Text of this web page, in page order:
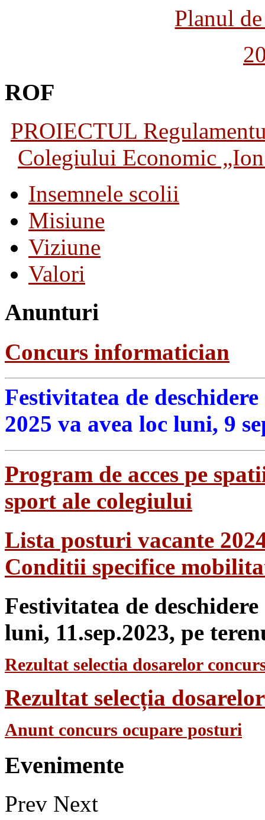
Planul
ROF
PROIECTUL
Colegiului Economic
Insemnele scolii
Misiune
Viziune
Valori
Anunturi
Concurs informatician
Festivitatea de
2025 va avea loc luni, 9
Program de acces pe
sport ale colegiului
Lista posturi vacante
Conditii specifice
Festivitatea de
luni, 11.sep.2023, pe
Rezultat selectia dosarelor
Rezultat selecția
Anunt concurs ocupare posturi
Evenimente
Prev Next